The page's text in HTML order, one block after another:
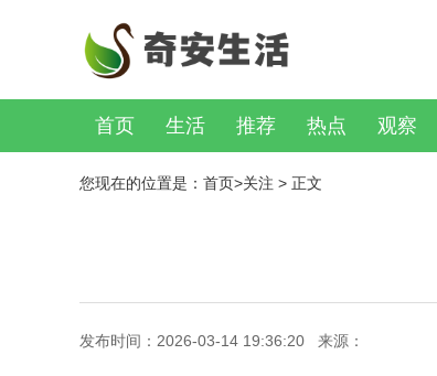
首页 生活 推荐 热点 观察
您现在的位置是： 首页>关注 > 正文
发布时间：2026-03-14 19:36:20 来源：